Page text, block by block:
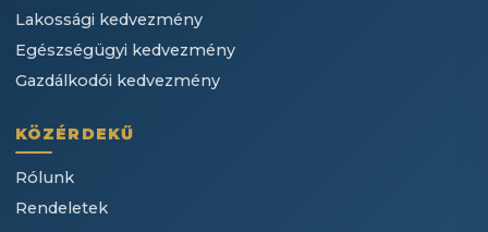
Lakossági kedvezmény
Egészségügyi kedvezmény
Gazdálkodói kedvezmény
KÖZÉRDEKŰ
Rólunk
Rendeletek